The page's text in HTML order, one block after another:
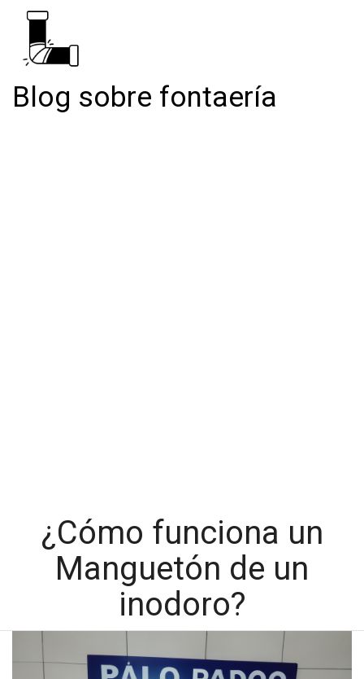
Blog sobre fontaería
¿Cómo funciona un
Manguetón de un
inodoro?